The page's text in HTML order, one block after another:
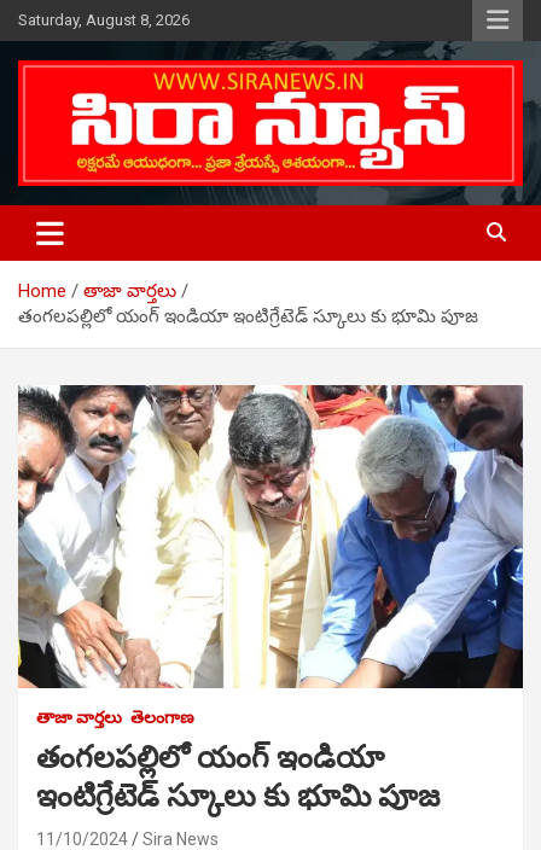
Skip
to
content
Saturday, August 8, 2026
SIRA NEWS
Telugu Online News Daily
Home
తాజా వార్తలు
తంగలపల్లిలో యంగ్ ఇండియా ఇంటిగ్రేటెడ్ స్కూలు కు భూమి పూజ
తాజా వార్తలు తెలంగాణ
తంగలపల్లిలో యంగ్ ఇండియా
ఇంటిగ్రేటెడ్ స్కూలు కు భూమి పూజ
11/10/2024
Sira News